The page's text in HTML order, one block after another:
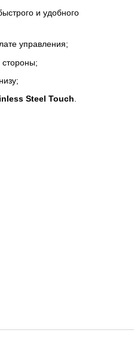
и удобного
управления;
стороны;
Steel Touch.